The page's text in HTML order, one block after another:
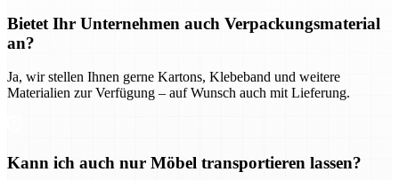
Bietet Ihr Unternehmen auch Verpackungsmaterial
an?
Ja, wir stellen Ihnen gerne Kartons, Klebeband und weitere
Materialien zur Verfügung – auf Wunsch auch mit Lieferung.
Kann ich auch nur Möbel transportieren lassen?